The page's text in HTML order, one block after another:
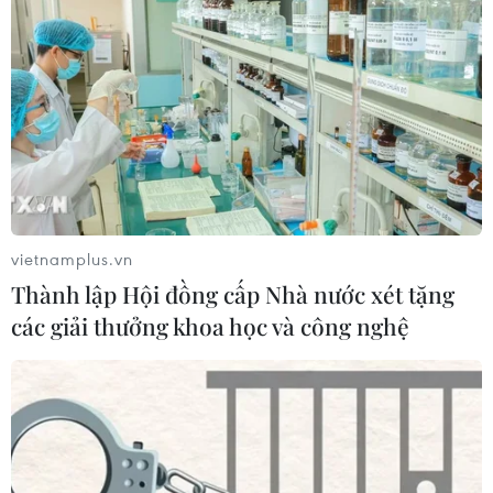
Sức sống bền bỉ của làng nghề rèn
Đa Sỹ nghìn năm tuổi
31/05/2024 01:50
Làng Đa Sỹ bắt đầu ngày mới trong những âm thanh
hối hả từ các xưởng rèn: tiếng búa đập chan chát lên
vietnamplus.vn
Thành lập Hội đồng cấp Nhà nước xét tặng
các giải thưởng khoa học và công nghệ